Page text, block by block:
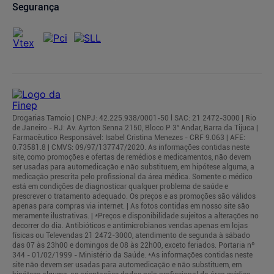
Segurança
Drogarias Tamoio | CNPJ: 42.225.938/0001-50 l SAC: 21 2472-3000 | Rio
de Janeiro - RJ: Av. Ayrton Senna 2150, Bloco P 3° Andar, Barra da Tijuca |
Farmacêutico Responsável: Isabel Cristina Menezes - CRF 9.063 | AFE:
0.73581.8 | CMVS: 09/97/137747/2020. As informações contidas neste
site, como promoções e ofertas de remédios e medicamentos, não devem
ser usadas para automedicação e não substituem, em hipótese alguma, a
medicação prescrita pelo profissional da área médica. Somente o médico
está em condições de diagnosticar qualquer problema de saúde e
prescrever o tratamento adequado. Os preços e as promoções são válidos
apenas para compras via internet. | As fotos contidas em nosso site são
meramente ilustrativas. | *Preços e disponibilidade sujeitos a alterações no
decorrer do dia. Antibióticos e antimicrobianos vendas apenas em lojas
físicas ou Televendas 21 2472-3000, atendimento de segunda à sábado
das 07 às 23h00 e domingos de 08 às 22h00, exceto feriados. Portaria nº
344 - 01/02/1999 - Ministério da Saúde. *As informações contidas neste
site não devem ser usadas para automedicação e não substituem, em